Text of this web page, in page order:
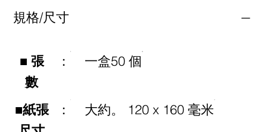
規格/尺寸
■ 張
數
： 一盒50 個
■紙張
： 大約。 120 x 160 毫米